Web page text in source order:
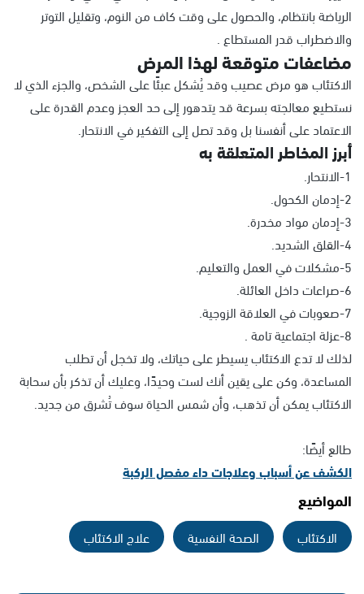
الرياضة بانتظام، والحصول على وقت كاف من النوم، وتقليل التوتر
والاضطراب قدر المستطاع .
مضاعفات متوقعة لهذا المرض
الاكتئاب هو مرض عصيب وقد يُشكل عبئًا على الشخص، والجزء الذي لا
نستطيع معالجته بسرعة قد يتدهور إلى حد العجز وعدم القدرة على
الاعتماد على أنفسنا بل وقد تصل إلى التفكير في الانتحار.
أبرز المخاطر المتعلقة به
1-الانتحار.
2-إدمان الكحول.
3-إدمان مواد مخدرة.
4-القلق الشديد.
5-مشكلات في العمل والتعليم.
6-صراعات داخل العائلة.
7-صعوبات في العلاقة الزوجية.
8-عزلة اجتماعية تامة .
لذلك لا تدع الاكتئاب يسيطر على حياتك، ولا تخجل أن تطلب
المساعدة، وكن على يقين أنك لست وحيدًا، وعليك أن تذكر بأن سحابة
الاكتئاب يمكن أن تذهب، وأن شمس الحياة سوف تُشرق من جديد.
طالع أيضًا:
الكشف عن أسباب وعلاجات داء مفصل الركبة
المواضيع
الاكتئاب الصحة النفسية علاج الاكتئاب